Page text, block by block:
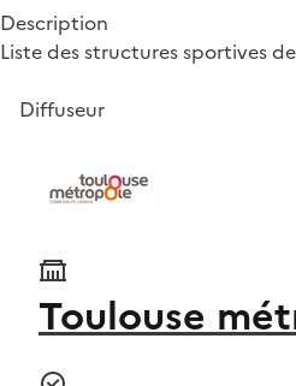
Description
Liste des structures sportives
Diffuseur
Toulouse